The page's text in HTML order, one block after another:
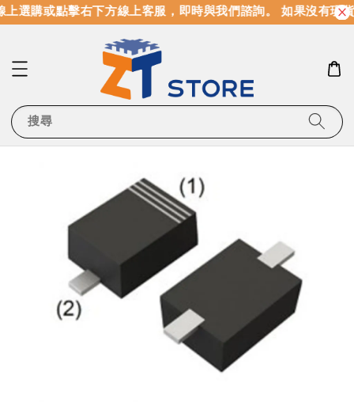
選購或點擊右下方線上客服，即時與我們諮詢。 如果沒有現
搜尋